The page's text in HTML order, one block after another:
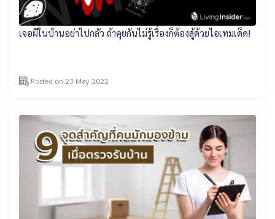
เจอผีในบ้านอย่าไปกลัว ถ้าคุยกันไม่รู้เรื่องก็ต้องสู้ด้วยไอเทมเด็ด!
Posted on 23 May 2022